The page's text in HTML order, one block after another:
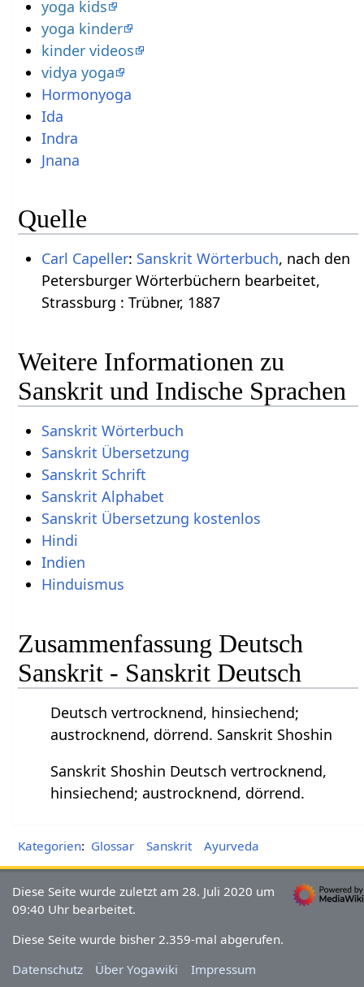
yoga kids
yoga kinder
kinder videos
vidya yoga
Hormonyoga
Ida
Indra
Jnana
Quelle
Carl Capeller: Sanskrit Wörterbuch, nach den
Petersburger Wörterbüchern bearbeitet,
Strassburg : Trübner, 1887
Weitere Informationen zu
Sanskrit und Indische Sprachen
Sanskrit Wörterbuch
Sanskrit Übersetzung
Sanskrit Schrift
Sanskrit Alphabet
Sanskrit Übersetzung kostenlos
Hindi
Indien
Hinduismus
Zusammenfassung Deutsch
Sanskrit - Sanskrit Deutsch
Deutsch vertrocknend, hinsiechend;
austrocknend, dörrend. Sanskrit Shoshin
Sanskrit Shoshin Deutsch vertrocknend,
hinsiechend; austrocknend, dörrend.
Kategorien: Glossar Sanskrit Ayurveda
Diese Seite wurde zuletzt am 28. Juli 2020 um
09:40 Uhr bearbeitet.
Diese Seite wurde bisher 2.359-mal abgerufen.
Datenschutz
Über Yogawiki Impressum